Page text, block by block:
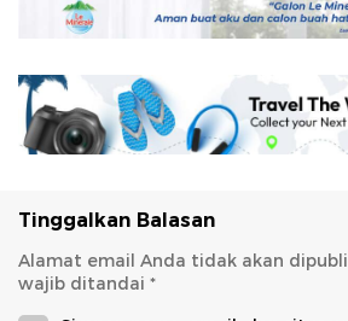
Tinggalkan Balasan
Alamat email Anda tidak akan
wajib ditandai *